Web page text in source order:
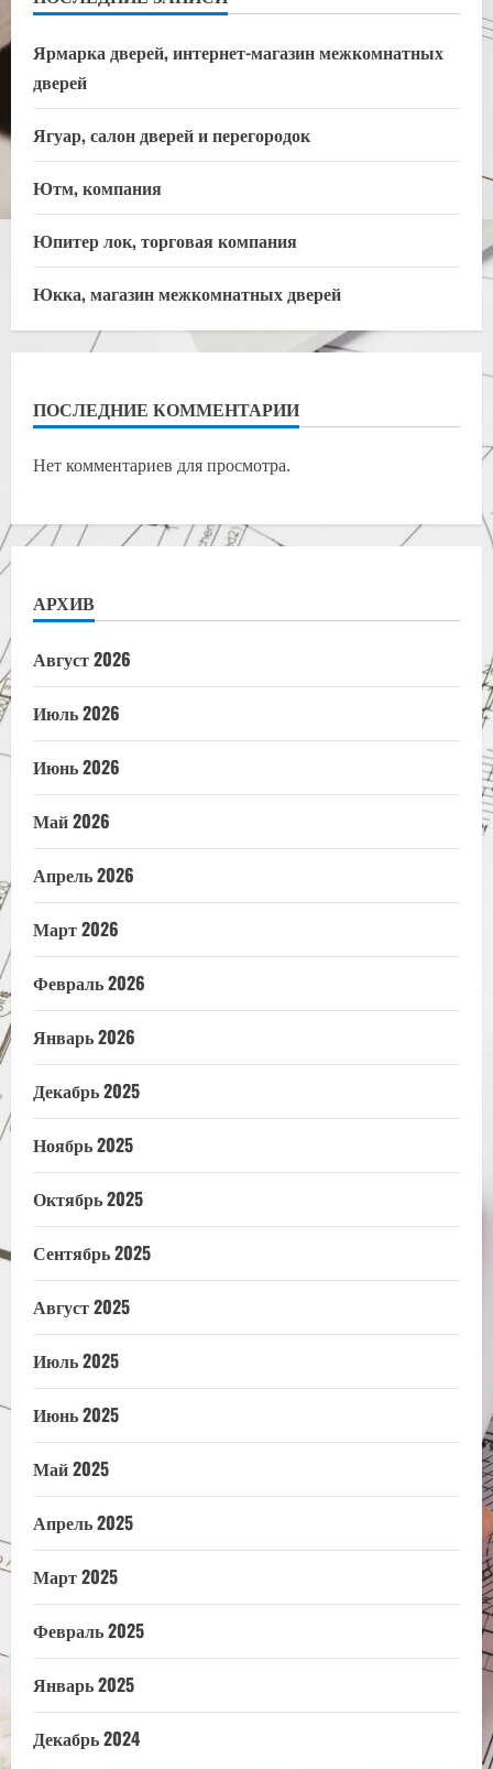
Ярмарка дверей, интернет-магазин межкомнатных
дверей
Ягуар, салон дверей и перегородок
Ютм, компания
Юпитер лок, торговая компания
Юкка, магазин межкомнатных дверей
ПОСЛЕДНИЕ КОММЕНТАРИИ
Нет комментариев для просмотра.
АРХИВ
Август 2026
Июль 2026
Июнь 2026
Май 2026
Апрель 2026
Март 2026
Февраль 2026
Январь 2026
Декабрь 2025
Ноябрь 2025
Октябрь 2025
Сентябрь 2025
Август 2025
Июль 2025
Июнь 2025
Май 2025
Апрель 2025
Март 2025
Февраль 2025
Январь 2025
Декабрь 2024